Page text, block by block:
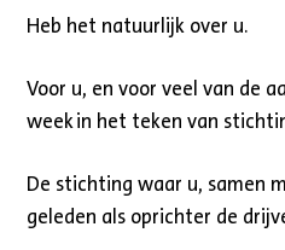
Heb het natuurlijk over u.
Voor u, en voor veel van de
week in het teken van
De stichting waar u, samen
geleden als oprichter de